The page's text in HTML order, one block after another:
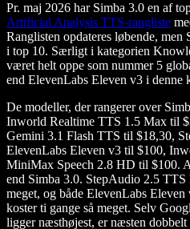
Pr. maj 2026 har Simba 3.0 en af
Artificial Analysis TTS-rangliste
Ranglisten opdateres løbende,
i top 10. Særligt i kategorien
været helt oppe som nummer 5
end ElevenLabs Eleven v3 i denne
De modeller, der rangerer over
Inworld Realtime TTS 1.5 Max til
Gemini 3.1 Flash TTS til $18,30,
ElevenLabs Eleven v3 til $100,
MiniMax Speech 2.8 HD til $100.
end Simba 3.0. StepAudio 2.5 TTS
meget, og både ElevenLabs
koster ti gange så meget. Selv
ligger næsthøjest, er næsten dobbelt